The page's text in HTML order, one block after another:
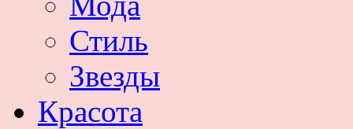
Стиль
Звезды
Красота